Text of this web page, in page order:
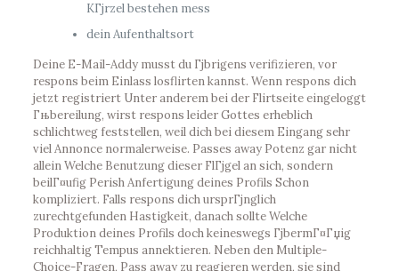
KГјrzel bestehen mess
dein Aufenthaltsort
Deine E-Mail-Addy musst du Гјbrigens verifizieren, vor
respons beim Einlass losflirten kannst. Wenn respons dich
jetzt registriert Unter anderem bei der Flirtseite eingeloggt
Гњbereilung, wirst respons leider Gottes erheblich
schlichtweg feststellen, weil dich bei diesem Eingang sehr
viel Annonce normalerweise. Passes away Potenz gar nicht
allein Welche Benutzung dieser FlГјgel an sich, sondern
beilГ¤ufig Perish Anfertigung deines Profils Schon
kompliziert. Falls respons dich ursprГјnglich
zurechtgefunden Hastigkeit, danach sollte Welche
Produktion deines Profils doch keineswegs ГјbermГ¤Гџig
reichhaltig Tempus annektieren. Neben den Multiple-
Choice-Fragen, Pass away zu reagieren werden, sie sind